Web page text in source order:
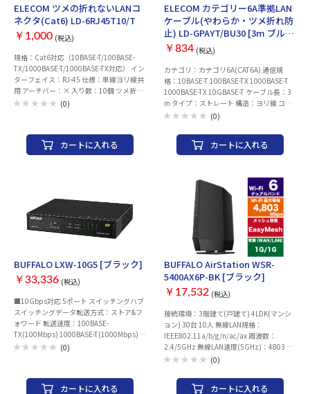
ELECOM ツメの折れないLANコ
ネクタ(Cat6) LD-6RJ45T10/T
￥1,000 (税込)
規格：Cat6対応（10BASE-T/100BASE-
TX/1000BASE-T/1000BASE-TX対応） イン
ターフェイス：RJ-45 仕様：単線ヨリ線共
用 アーチバー：× 入り数：10個 ツメ折れ
防止タイプ
(0)
カートに入れる
ELECOM カテゴリー6A準拠LAN
ケーブル(やわらか・ツメ折れ防
止) LD-GPAYT/BU30 [3m ブル
ー]
￥834 (税込)
カテゴリ：カテゴリ6A(CAT6A) 通信規
格：10BASE-T 100BASE-TX 1000BASE-T
1000BASE-TX 10GBASE-T ケーブル長：3
m タイプ：ストレート 構造：ヨリ線 コネ
クタ保護機能：○
(0)
カートに入れる
BUFFALO LXW-10G5 [ブラック]
￥33,336 (税込)
■10Gbps対応 5ポート スイッチングハブ
スイッチングデータ転送方式：ストア&フ
ォワード 転送速度：100BASE-
TX(100Mbps) 1000BASE-T(1000Mbps)
2.5GBASE-T(2500Mbps) 5GBASE-
モリ：1.5MB スイッチングファブリック：
100 Gbps ケース素材：金属(スチール・
(0)
カートに入れる
BUFFALO AirStation WSR-
5400AX6P-BK [ブラック]
￥17,532 (税込)
接続環境：3階建て(戸建て) 4LDK(マンシ
ョン) 30台 10人 無線LAN規格：
IEEE802.11a/b/g/n/ac/ax 周波数：
2.4/5GHz 無線LAN速度(5GHz)：4803
Mbps 無線LAN速度(2.4GHz)：573 Mbps
トリーム数：6ストリーム 5GHz：
4×4/2.4GHz：2×2 セキュリティ規格：
(0)
カートに入れる